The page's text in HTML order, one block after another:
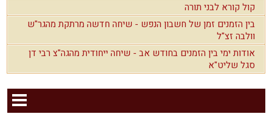
קול קורא לבני תורה
בין הזמנים זמן של חשבון הנפש - שיחה חדשה מרתקת מהגר"ש
וולבה זצ"ל
אודות ימי בין הזמנים בחודש אב - שיחה ייחודית מהגה"צ רבי דן
סגל שליט"א